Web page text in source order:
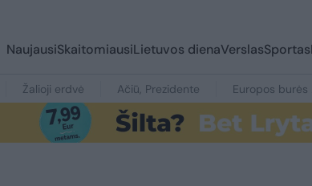
NaujausiSkaitomiausiLietuvos dienaVerslasSportas
Žalioji erdvė Ačiū, Prezidente Europos